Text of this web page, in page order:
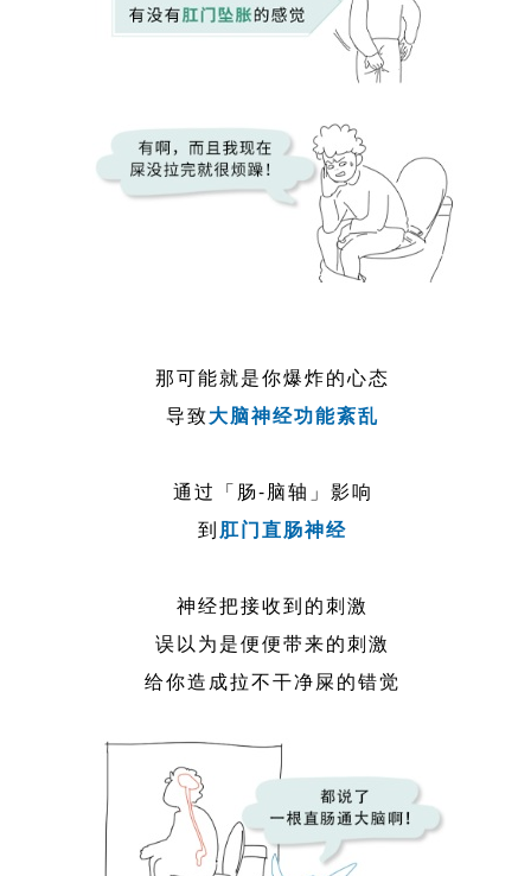
那可能就是你爆炸的心态
导致大脑神经功能紊乱
通过「肠-脑轴」影响
到肛门直肠神经
神经把接收到的刺激
误以为是便便带来的刺激
给你造成拉不干净屎的错觉